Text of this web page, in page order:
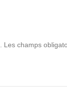
Les champs